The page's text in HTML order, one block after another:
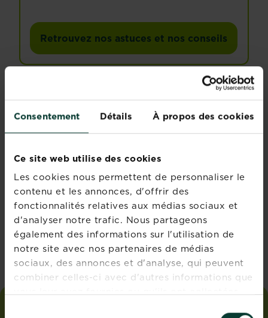
Consentement Détails À propos des cookies
Ce site web utilise des cookies
Les cookies nous permettent de personnaliser le
contenu et les annonces, d'offrir des
fonctionnalités relatives aux médias sociaux et
d'analyser notre trafic. Nous partageons
également des informations sur l'utilisation de
notre site avec nos partenaires de médias
sociaux, des annonces et d'analyse, qui peuvent
combiner celles-ci avec d'autres informations que
vous leur avez fournies ou qu'ils ont collectées
Retrouvez nos astuces et nos conseils
Rejoignez la
Pause Jardin
Recevez des conseils sur-
mesure directement dans
votre boîte mail
S'inscrire